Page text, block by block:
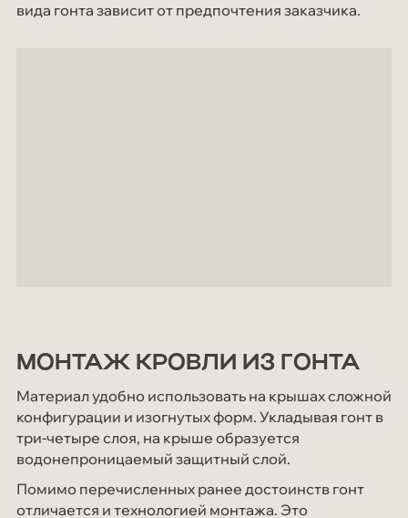
вида гонта зависит от предпочтения заказчика.
МОНТАЖ КРОВЛИ ИЗ ГОНТА
Материал удобно использовать на крышах сложной
конфигурации и изогнутых форм. Укладывая гонт в
три-четыре слоя, на крыше образуется
водонепроницаемый защитный слой.
Помимо перечисленных ранее достоинств гонт
отличается и технологией монтажа. Это